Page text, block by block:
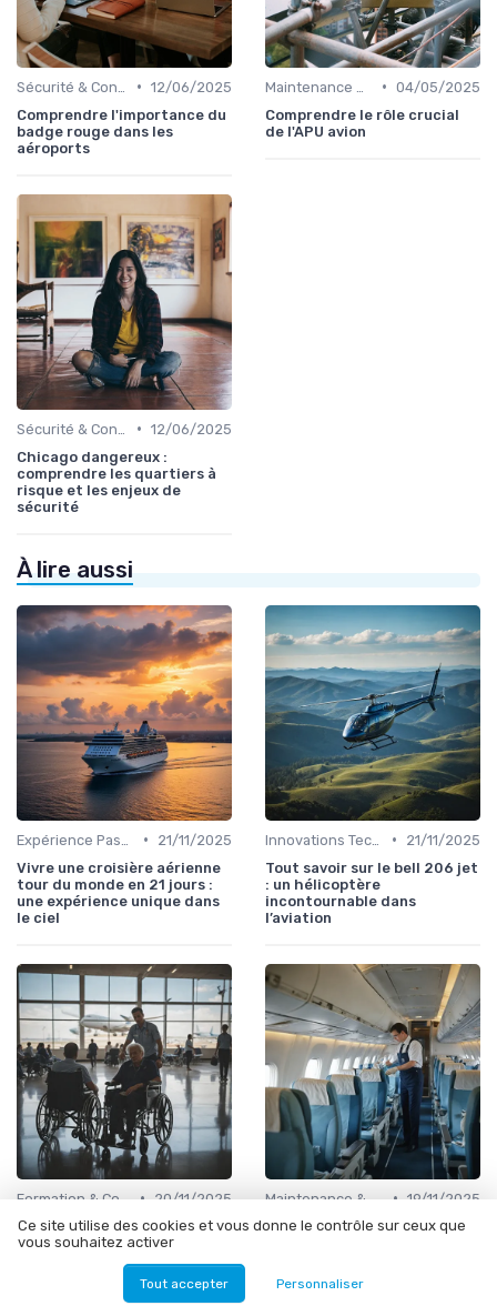
• 12/06/2025
Comprendre l'importance du
badge rouge dans les
aéroports
• 04/05/2025
Comprendre le rôle crucial
de l'APU avion
• 12/06/2025
Chicago dangereux :
comprendre les quartiers à
risque et les enjeux de
sécurité
À lire aussi
•
21/11/2025
Vivre une croisière aérienne
tour du monde en 21 jours :
une expérience unique dans
le ciel
•
21/11/2025
Tout savoir sur le bell 206 jet
: un hélicoptère
incontournable dans
l’aviation
Formation & Compétences • 20/11/2025
Se former à l’assistance des
passagers à mobilité réduite
Maintenance & Entretien • 19/11/2025
Le métier d’agent de
Ce site utilise des cookies et vous donne le contrôle sur ceux que
vous souhaitez activer
Tout accepter Personnaliser